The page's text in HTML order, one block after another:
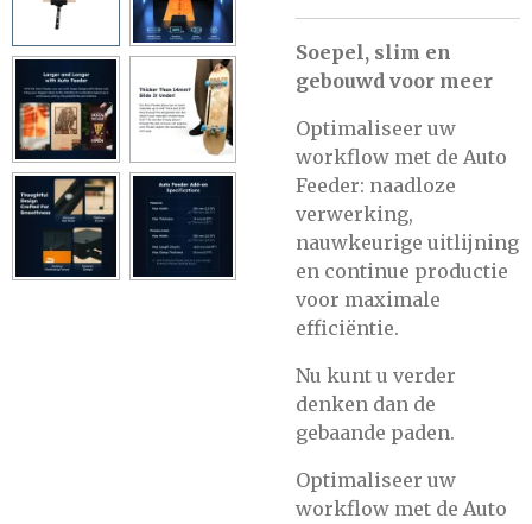
Soepel, slim en
gebouwd voor meer
Optimaliseer uw
workflow met de Auto
Feeder: naadloze
verwerking,
nauwkeurige uitlijning
en continue productie
voor maximale
efficiëntie.
Nu kunt u verder
denken dan de
gebaande paden.
Optimaliseer uw
workflow met de Auto